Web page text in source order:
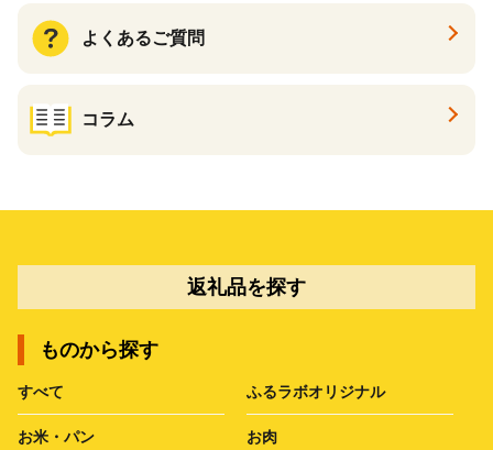
よくあるご質問
コラム
返礼品を探す
ものから探す
すべて ふるラボオリジナル
お米・パン お肉